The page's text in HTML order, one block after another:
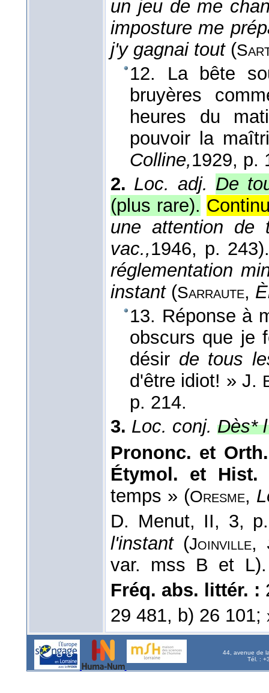
un jeu de me
imposture me
j'y gagnai tout (
12. La bête
bruyères
heures du
pouvoir la
Colline,1929, p.
2. Loc. adj. De
(plus rare).
une attention
vac.,1946, p. 243).
réglementation
instant (Sarraute,
13. Réponse à
obscurs que je
désir de tous
d'être idiot! » J.
p. 214.
3. Loc. conj. Dès*
Prononc. et
Étymol. et
temps » (Oresme,
D. Menut, II, 3,
l'instant (Joinville,
var. mss B et
Fréq. abs. littér. :
29 481, b) 26 101;
44, avenue de
Tél. :